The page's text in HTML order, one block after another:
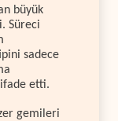
büyük
Süreci
sadece
etti.
gemileri